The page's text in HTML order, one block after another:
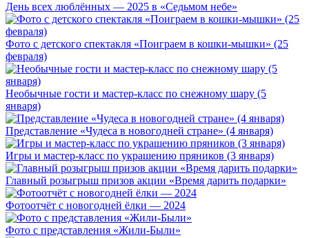
День всех люблённых — 2025 в «Седьмом небе»
Фото с детского спектакля «Поиграем в кошки-мышки» (25
февраля)
Необычные гости и мастер-класс по снежному шару (5
января)
Представление «Чудеса в новогодней стране» (4 января)
Игры и мастер-класс по украшению пряников (3 января)
Главный розыгрыш призов акции «Время дарить подарки»
Фотоотчёт с новогодней ёлки — 2024
Фото с представления «Жили-Были»